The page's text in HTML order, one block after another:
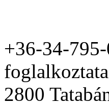
+36-34-
2800